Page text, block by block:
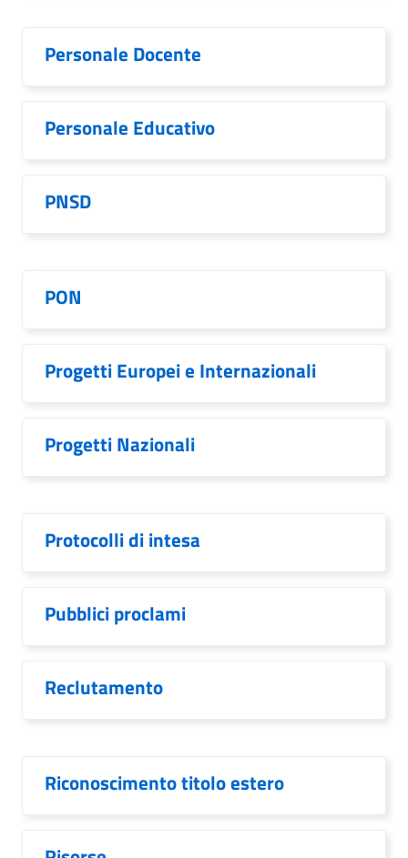
Personale Docente
Personale Educativo
PNSD
PON
Progetti Europei e Internazionali
Progetti Nazionali
Protocolli di intesa
Pubblici proclami
Reclutamento
Riconoscimento titolo estero